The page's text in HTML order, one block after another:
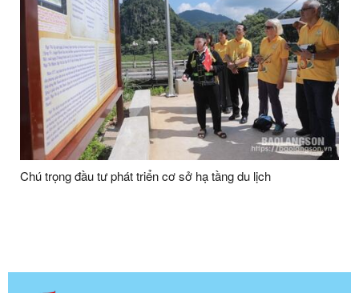
Chú trọng đầu tư phát triển cơ sở hạ tầng du lịch